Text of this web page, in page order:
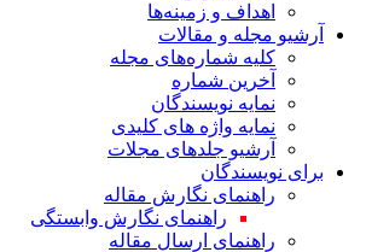
اهداف و زمینه‌ها
آرشیو مجله و مقالات
کلیه شماره‌های مجله
آخرین شماره
نمایه نویسندگان
نمایه واژه های کلیدی
آرشیو جلدهای مجلات
برای نویسندگان
راهنمای نگارش مقاله
راهنمای نگارش وابستگی
راهنمای ارسال مقاله